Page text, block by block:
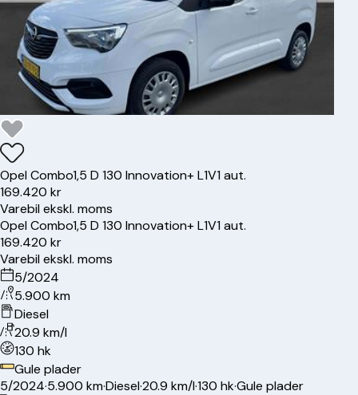
OpelCombo1,5 D 130 Innovation+ L1V1 aut.
169.420 kr
Varebil ekskl. moms
OpelCombo1,5 D 130 Innovation+ L1V1 aut.
169.420 kr
Varebil ekskl. moms
5/2024
5.900 km
Diesel
20.9 km/l
130 hk
Gule plader
5/2024·5.900 km·Diesel·20.9 km/l·130 hk·Gule plader